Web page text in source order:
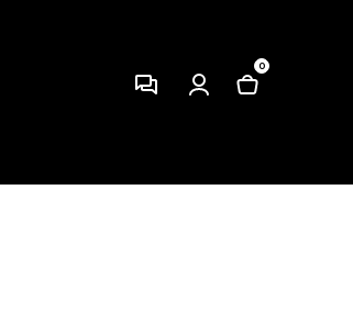
0